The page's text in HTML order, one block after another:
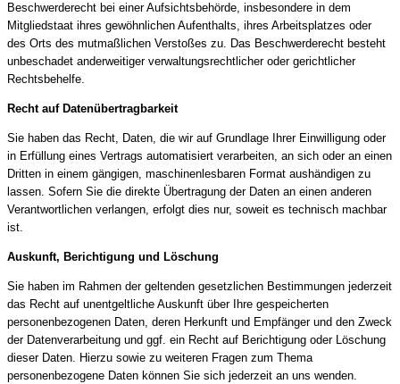
Beschwerderecht bei einer Aufsichtsbehörde, insbesondere in dem
Mitgliedstaat ihres gewöhnlichen Aufenthalts, ihres Arbeitsplatzes oder
des Orts des mutmaßlichen Verstoßes zu. Das Beschwerderecht besteht
unbeschadet anderweitiger verwaltungsrechtlicher oder gerichtlicher
Rechtsbehelfe.
Recht auf Daten­übertrag­barkeit
Sie haben das Recht, Daten, die wir auf Grundlage Ihrer Einwilligung oder
in Erfüllung eines Vertrags automatisiert verarbeiten, an sich oder an einen
Dritten in einem gängigen, maschinenlesbaren Format aushändigen zu
lassen. Sofern Sie die direkte Übertragung der Daten an einen anderen
Verantwortlichen verlangen, erfolgt dies nur, soweit es technisch machbar
ist.
Auskunft, Berichtigung und Löschung
Sie haben im Rahmen der geltenden gesetzlichen Bestimmungen jederzeit
das Recht auf unentgeltliche Auskunft über Ihre gespeicherten
personenbezogenen Daten, deren Herkunft und Empfänger und den Zweck
der Datenverarbeitung und ggf. ein Recht auf Berichtigung oder Löschung
dieser Daten. Hierzu sowie zu weiteren Fragen zum Thema
personenbezogene Daten können Sie sich jederzeit an uns wenden.